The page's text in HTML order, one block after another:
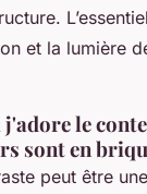
et la lumière
le
sont en
peut être